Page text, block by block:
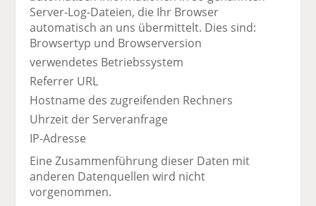
Server-Log-Dateien, die Ihr Browser
automatisch an uns übermittelt. Dies sind:
Browsertyp und Browserversion
verwendetes Betriebssystem
Referrer URL
Hostname des zugreifenden Rechners
Uhrzeit der Serveranfrage
IP-Adresse
Eine Zusammenführung dieser Daten mit
anderen Datenquellen wird nicht
vorgenommen.